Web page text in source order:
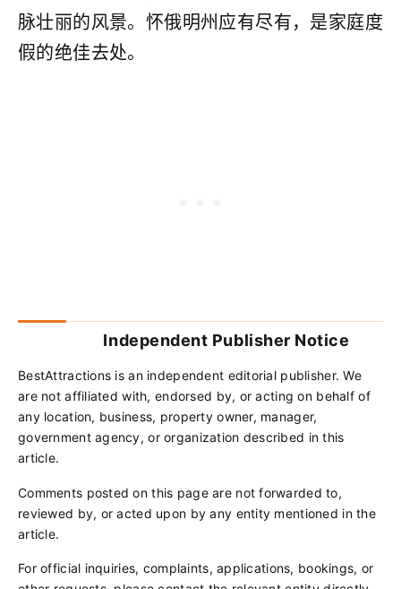
脉壮丽的风景。怀俄明州应有尽有，是家庭度
假的绝佳去处。
Independent Publisher Notice
BestAttractions is an independent editorial publisher. We
are not affiliated with, endorsed by, or acting on behalf of
any location, business, property owner, manager,
government agency, or organization described in this
article.
Comments posted on this page are not forwarded to,
reviewed by, or acted upon by any entity mentioned in the
article.
For official inquiries, complaints, applications, bookings, or